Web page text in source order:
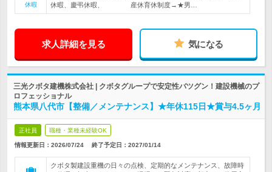
休暇
休暇、慶弔休暇、 産休育休制度→★男…
求人詳細を見る 気になる
三光クボタ建機株式会社 | クボタグループで安定性バツグン！建設機械のプ
ロフェッショナル
熊本県八代市【整備／メンテナンス】★年休115日★賞与4.5ヶ月
正社員 職種・業種未経験OK
情報更新日：2026/07/24 終了予定日： 2027/01/14
クボタ製建設重機の日々の点検、定期的なメンテナンス、故障時